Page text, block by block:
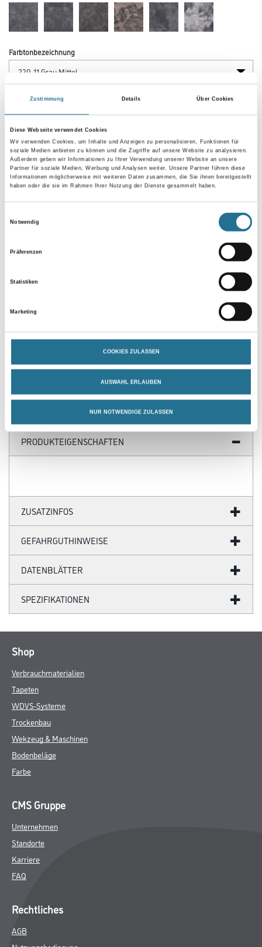
Zustimmung Details Über Cookies
Diese Webseite verwendet Cookies
Wir verwenden Cookies, um Inhalte und Anzeigen zu personalisieren, Funktionen für
soziale Medien anbieten zu können und die Zugriffe auf unsere Website zu analysieren.
Außerdem geben wir Informationen zu Ihrer Verwendung unserer Website an unsere
Partner für soziale Medien, Werbung und Analysen weiter. Unsere Partner führen diese
Informationen möglicherweise mit weiteren Daten zusammen, die Sie ihnen bereitgestellt
haben oder die sie im Rahmen Ihrer Nutzung der Dienste gesammelt haben.
Notwendig
Präferenzen
Statistiken
Marketing
COOKIES ZULASSEN
AUSWAHL ERLAUBEN
NUR NOTWENDIGE ZULASSEN
Farbtonbezeichnung
Verarbeitung Bodenbelag
Länge in centimeter
Breite in centimeter
Umrechnungsfaktoren
PRODUKTEIGENSCHAFTEN
ZUSATZINFOS
GEFAHRGUTHINWEISE
DATENBLÄTTER
SPEZIFIKATIONEN
Shop
Verbrauchmaterialien
Tapeten
WDVS-Systeme
Trockenbau
Wekzeug & Maschinen
Bodenbeläge
Farbe
CMS Gruppe
Unternehmen
Standorte
Karriere
FAQ
Rechtliches
AGB